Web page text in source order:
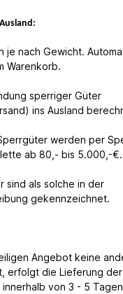
je nach Gewicht.
Warenkorb.
sperriger Güter
ins Ausland
werden per
ab 80,- bis 5.000,-€.
sind als solche in der
gekennzeichnet.
Angebot keine
erfolgt die Lieferung der
von 3 - 5